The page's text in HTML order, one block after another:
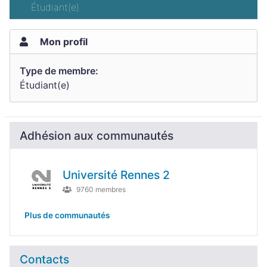
Étudiant(e)
Mon profil
Type de membre:
Étudiant(e)
Adhésion aux communautés
Université Rennes 2
9760 membres
Plus de communautés
Contacts